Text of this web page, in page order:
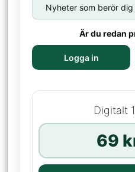
Nyheter som berör
Är du redan
Logga in
Digitalt
69